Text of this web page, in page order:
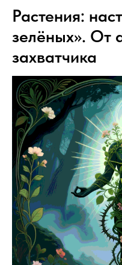
Растения:
зелёных». От
захватчика